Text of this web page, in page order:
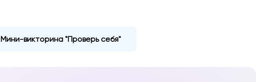
Мини-викторина "Проверь себя"